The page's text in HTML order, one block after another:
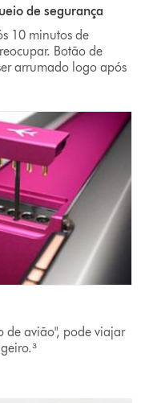
de segurança
10 minutos de
Botão de
arrumado logo após
de avião", pode viajar